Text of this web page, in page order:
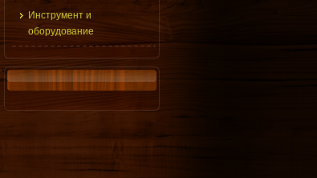
Инструмент и
оборудование